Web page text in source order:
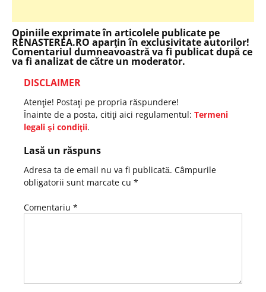
Opiniile exprimate în articolele publicate pe
RENASTEREA.RO aparţin în exclusivitate autorilor!
Comentariul dumneavoastră va fi publicat după ce
va fi analizat de către un moderator.
DISCLAIMER
Atenţie! Postaţi pe propria răspundere!
Înainte de a posta, citiţi aici regulamentul: Termeni
legali şi condiţii.
Lasă un răspuns
Adresa ta de email nu va fi publicată. Câmpurile
obligatorii sunt marcate cu *
Comentariu *